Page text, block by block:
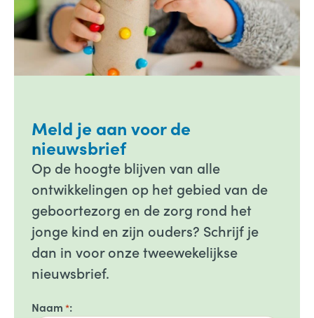
Meld je aan voor de
nieuwsbrief
Op de hoogte blijven van alle
ontwikkelingen op het gebied van de
geboortezorg en de zorg rond het
jonge kind en zijn ouders? Schrijf je
dan in voor onze tweewekelijkse
nieuwsbrief.
Naam *